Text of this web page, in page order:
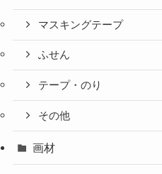
マスキングテープ
ふせん
テープ・のり
その他
画材